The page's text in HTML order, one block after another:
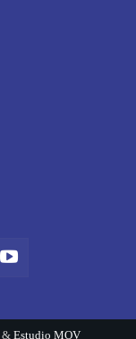
& Estudio MOV